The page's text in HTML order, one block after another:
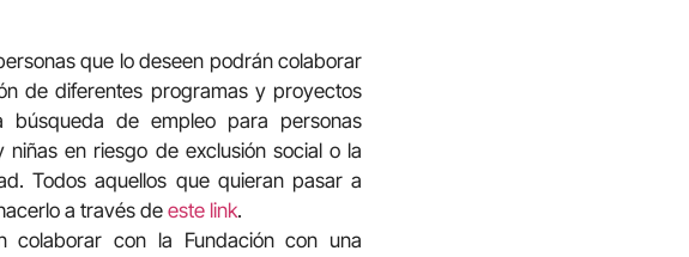
que lo deseen podrán colaborar
de diferentes programas y proyectos
de empleo para personas
en riesgo de exclusión social o la
Todos aquellos que quieran pasar a
a través de este link.
colaborar con la Fundación con una